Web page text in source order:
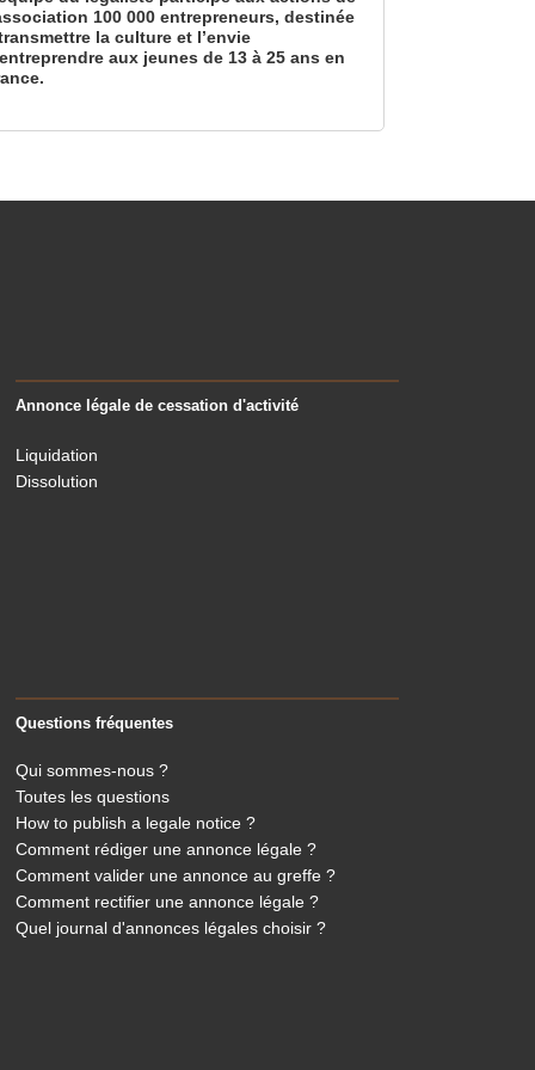
100 000 entrepreneurs, destinée
la culture et l’envie
aux jeunes de 13 à 25 ans en
Annonce légale de cessation d'activité
Liquidation
Dissolution
Questions fréquentes
Qui sommes-nous ?
Toutes les questions
How to publish a legale notice ?
Comment rédiger une annonce légale ?
Comment valider une annonce au greffe ?
Comment rectifier une annonce légale ?
Quel journal d'annonces légales choisir ?